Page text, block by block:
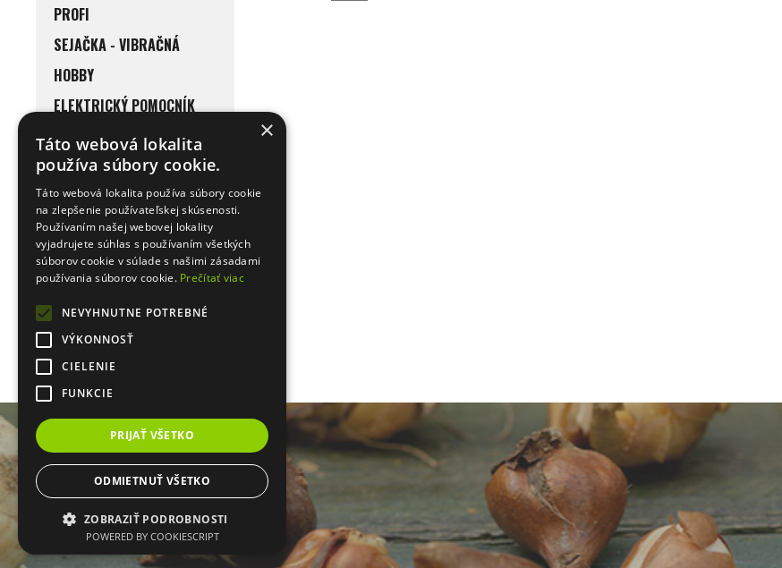
PROFI
SEJAČKA - VIBRAČNÁ
HOBBY
ELEKTRICKÝ POMOCNÍK
DO DOMÁCNOSTI
PRIHLÁSENIE
Zabudol som heslo
Registrácia
×
Táto webová lokalita
používa súbory cookie.
Táto webová lokalita používa súbory cookie
na zlepšenie používateľskej skúsenosti.
Používaním našej webovej lokality
vyjadrujete súhlas s používaním všetkých
súborov cookie v súlade s našimi zásadami
používania súborov cookie. Prečítať viac
NEVYHNUTNE POTREBNÉ
VÝKONNOSŤ
CIELENIE
FUNKCIE
PRIJAŤ VŠETKO
ODMIETNUŤ VŠETKO
ZOBRAZIŤ PODROBNOSTI
POWERED BY COOKIESCRIPT